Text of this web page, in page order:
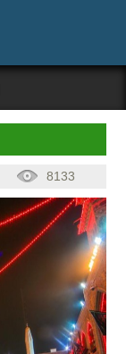
8133